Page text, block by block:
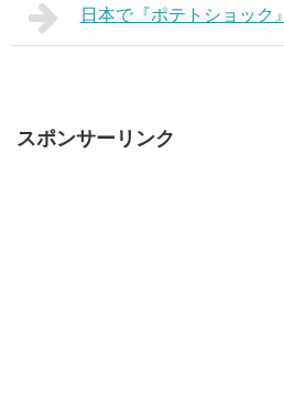
日本で『ポテトショック』
スポンサーリンク